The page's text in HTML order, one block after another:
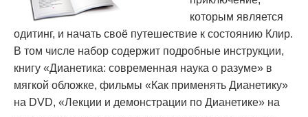
которым является
одитинг, и начать своё путешествие к состоянию Клир.
В том числе набор содержит подробные инструкции,
книгу «Дианетика: современная наука о разуме» в
мягкой обложке, фильмы «Как применять Дианетику»
на DVD, «Лекции и демонстрации по Дианетике» на